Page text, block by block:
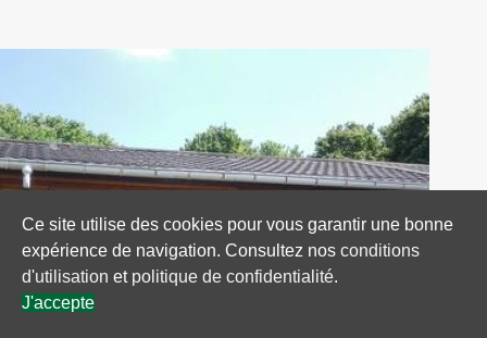
Ce site utilise des cookies pour vous garantir une bonne
expérience de navigation. Consultez nos conditions
d'utilisation et politique de confidentialité.
J'accepte